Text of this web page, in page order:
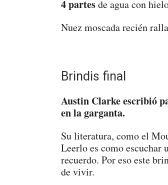
4 partesde agua con
Nuez moscada recién
Brindis final
Austin Clarke escribió
en la garganta.
Su literatura, como el
Leerlo es como escuchar
recuerdo. Por eso este
de vivir.